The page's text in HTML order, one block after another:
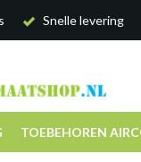
Snelle levering
TOEBEHOREN